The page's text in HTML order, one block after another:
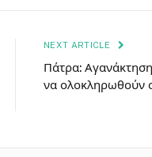
NEXT ARTICLE
Πάτρα:
να ολοκληρωθούν